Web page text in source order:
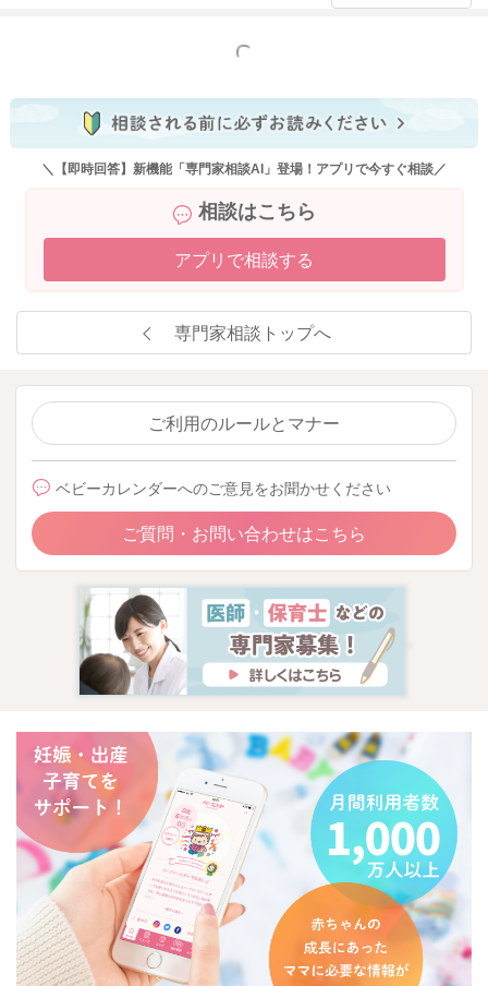
もっと見る
＼【即時回答】新機能「専門家相談AI」登場！アプリで今すぐ相談／
相談はこちら
アプリで相談する
専門家相談トップへ
ご利用のルールとマナー
ベビーカレンダーへのご意見をお聞かせください
ご質問・お問い合わせはこちら